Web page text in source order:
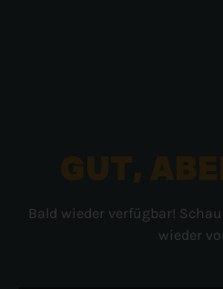
Bald wieder verfügbar!
wieder